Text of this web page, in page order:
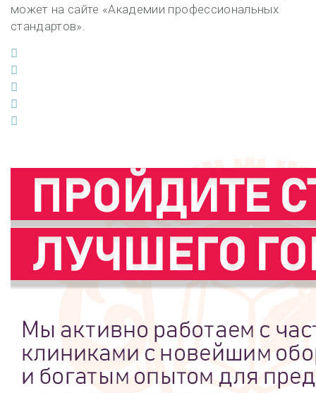
может на сайте «Академии профессиональных
стандартов».